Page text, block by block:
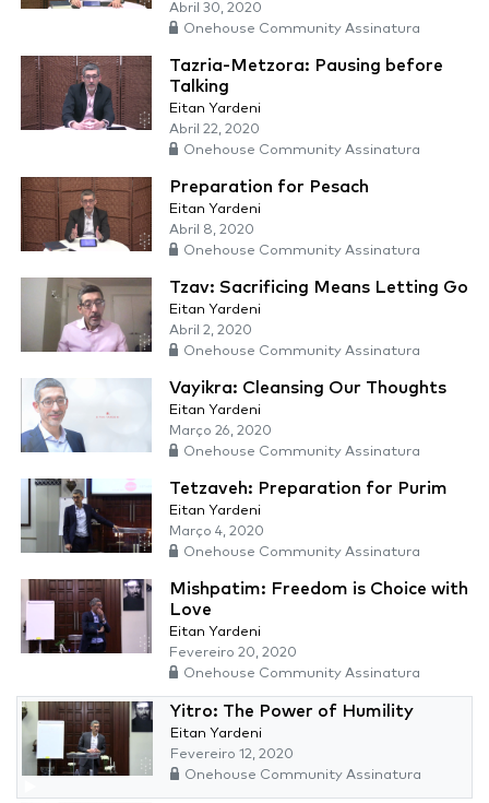
Abril 30, 2020
Onehouse Community Assinatura
Tazria-Metzora: Pausing before
Talking
Eitan Yardeni
Abril 22, 2020
Onehouse Community Assinatura
Preparation for Pesach
Eitan Yardeni
Abril 8, 2020
Onehouse Community Assinatura
Tzav: Sacrificing Means Letting Go
Eitan Yardeni
Abril 2, 2020
Onehouse Community Assinatura
Vayikra: Cleansing Our Thoughts
Eitan Yardeni
Março 26, 2020
Onehouse Community Assinatura
Tetzaveh: Preparation for Purim
Eitan Yardeni
Março 4, 2020
Onehouse Community Assinatura
Mishpatim: Freedom is Choice with
Love
Eitan Yardeni
Fevereiro 20, 2020
Onehouse Community Assinatura
Yitro: The Power of Humility
Eitan Yardeni
Fevereiro 12, 2020
Onehouse Community Assinatura